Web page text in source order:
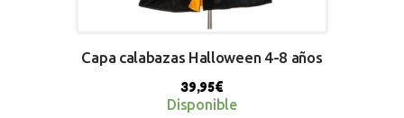
Capa calabazas Halloween 4-8 años
39,95€
Disponible